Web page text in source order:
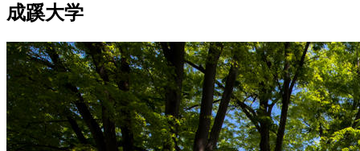
成蹊大学